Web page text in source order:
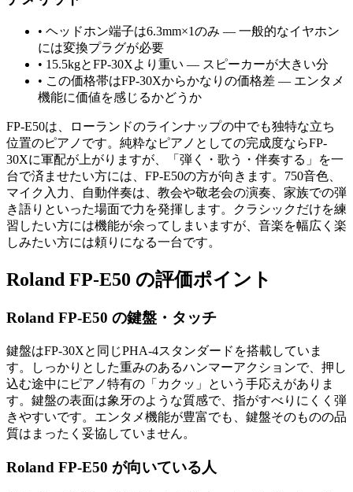
• ヘッドホン端子は6.3mm×1のみ — 一般的なイヤホン
には変換プラグが必要
• 15.5kgとFP-30Xより重い — スピーカーが大きい分
• この価格帯はFP-30Xからかなりの価格差 — エンタメ
機能に価値を感じるかどうか
FP-E50は、ローランドのラインナップの中でも独特な立ち
位置のピアノです。純粋なピアノとしての完成度ならFP-
30Xに軍配が上がりますが、「弾く・歌う・伴奏する」を一
台で済ませたい方には、FP-E50の方が向きます。750音色、
マイク入力、自動伴奏は、教会や敬老会の演奏、家族での弾
き語りといった場面で力を発揮します。クラシックだけを練
習したい方には機能が余ってしまいますが、音楽を幅広く楽
しみたい方には頼りになる一台です。
Roland FP-E50 の評価ポイント
Roland FP-E50 の鍵盤・タッチ
鍵盤はFP-30Xと同じPHA-4スタンダードを搭載していま
す。しっかりとした重みのあるハンマーアクションで、押し
込む途中にピアノ特有の「カクッ」という手応えがありま
す。鍵盤の表面は象牙のような質感で、指がすべりにくく弾
きやすいです。エンタメ機能が豊富でも、鍵盤そのものの品
質はまったく妥協していません。
Roland FP-E50 が向いている人